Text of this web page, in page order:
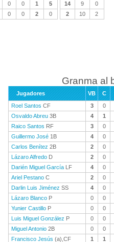
0 0 1 5 14 9
0
0 0 2 0 2 10 2
Granma al
Jugadores VB C
Roel Santos CF 3 0
Osvaldo Abreu 3B 4 1
Raico Santos RF 3 0
Guillermo José 1B 4 0
Carlos Benítez 2B 2 0
Lázaro Alfredo D 2 0
Darién Miguel García LF 4 0
Ariel Pestano C 2 0
Darlin Luis Jiménez SS 4 0
Lázaro Blanco P 0 0
Yunier Castillo P 0 0
Luis Miguel González P 0 0
Miguel Antonio 2B 0 0
Francisco Jesús (a),CF 1 1